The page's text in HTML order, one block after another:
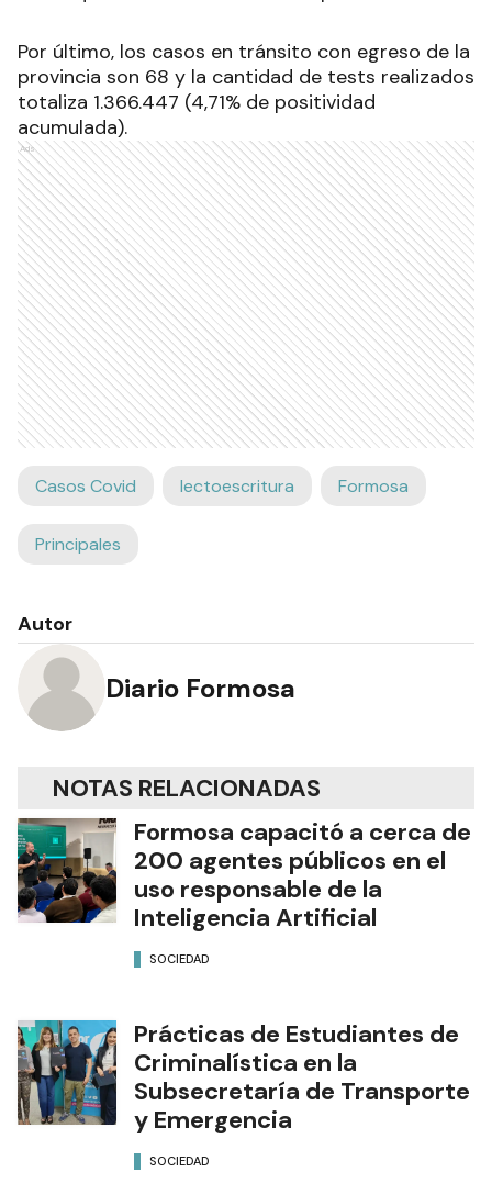
Por último, los casos en tránsito con egreso de la
provincia son 68 y la cantidad de tests realizados
totaliza 1.366.447 (4,71% de positividad
acumulada).
Ads
Casos Covid lectoescritura Formosa
Principales
Autor
Diario Formosa
NOTAS RELACIONADAS
Formosa capacitó a cerca de
200 agentes públicos en el
uso responsable de la
Inteligencia Artificial
SOCIEDAD
Prácticas de Estudiantes de
Criminalística en la
Subsecretaría de Transporte
y Emergencia
SOCIEDAD